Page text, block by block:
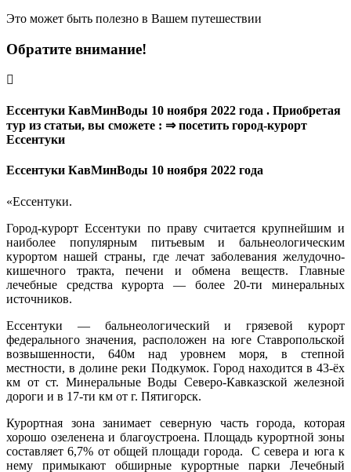
Это может быть полезно в Вашем путешествии
Обратите внимание!
Ессентуки КавМинВоды 10 ноября 2022 года . Приобретая
тур из статьи, вы сможете : ⇒ посетить город-курорт
Ессентуки
Ессентуки КавМинВоды 10 ноября 2022 года
«Ессентуки.
Город-курорт Ессентуки по праву считается крупнейшим и
наиболее популярным питьевым и бальнеологическим
курортом нашей страны, где лечат заболевания желудочно-
кишечного тракта, печени и обмена веществ. Главные
лечебные средства курорта — более 20-ти минеральных
источников.
Ессентуки — бальнеологический и грязевой курорт
федерального значения, расположен на юге Ставропольской
возвышенности, 640м над уровнем моря, в степной
местности, в долине реки Подкумок. Город находится в 43-ёх
км от ст. Минеральные Воды Северо-Кавказской железной
дороги и в 17-ти км от г. Пятигорск.
Курортная зона занимает северную часть города, которая
хорошо озеленена и благоустроена. Площадь курортной зоны
составляет 6,7% от общей площади города. С севера и юга к
нему примыкают обширные курортные парки Лечебный